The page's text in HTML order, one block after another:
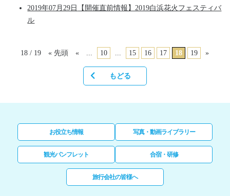
2019年07月29日
【開催直前情報】2019白浜花火フェスティバ
ル
18 / 19 « 先頭 « ... 10 ... 15 16 17 18 19 »
もどる
お役立ち情報 写真・動画ライブラリー
観光パンフレット 合宿・研修
旅行会社の皆様へ